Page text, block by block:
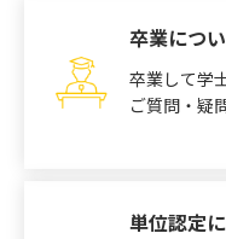
卒業につ
卒業して学
ご質問・疑
単位認定